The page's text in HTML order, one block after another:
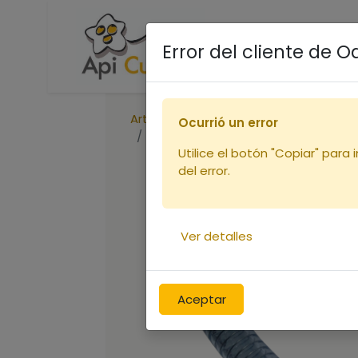
Accueil Boutique
Articles
Error del cliente de
Aceptar
Ocurrió un error
Utilice el botón "Copiar" para
del error.
Ver detalles